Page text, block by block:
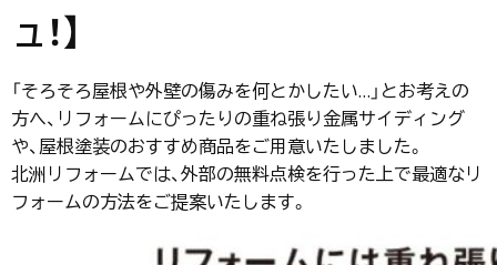
ュ！】
「そろそろ屋根や外壁の傷みを何とかしたい…」とお考えの
方へ、リフォームにぴったりの重ね張り金属サイディング
や、屋根塗装のおすすめ商品をご用意いたしました。
北洲リフォームでは、外部の無料点検を行った上で最適なリ
フォームの方法をご提案いたします。